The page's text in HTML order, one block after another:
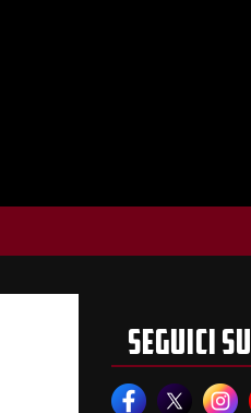
SEGUICI SU